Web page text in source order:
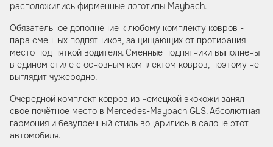
расположились фирменные логотипы Maybach.
Обязательное дополнение к любому комплекту ковров -
пара сменных подпятников, защищающих от протирания
место под пяткой водителя. Сменные подпятники выполнены
в едином стиле с основным комплектом ковров, поэтому не
выглядит чужеродно.
Очередной комплект ковров из немецкой экокожи занял
свое почётное место в Mercedes-Maybach GLS. Абсолютная
гармония и безупречный стиль воцарились в салоне этот
автомобиля.